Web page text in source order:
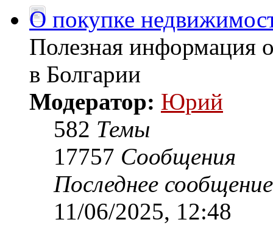
О покупке
Полезная информация
в Болгарии
Модератор: Юрий
582 Темы
17757 Сообщения
Последнее сообщение
11/06/2025, 12:48